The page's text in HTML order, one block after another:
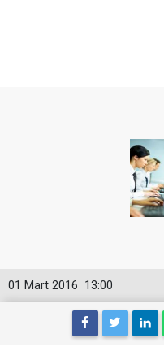
13:00
01 Mart 2016